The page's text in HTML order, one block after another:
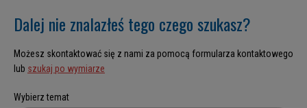
Dalej nie znalazłeś tego czego szukasz?
Możesz skontaktować się z nami za pomocą formularza kontaktowego
lub szukaj po wymiarze